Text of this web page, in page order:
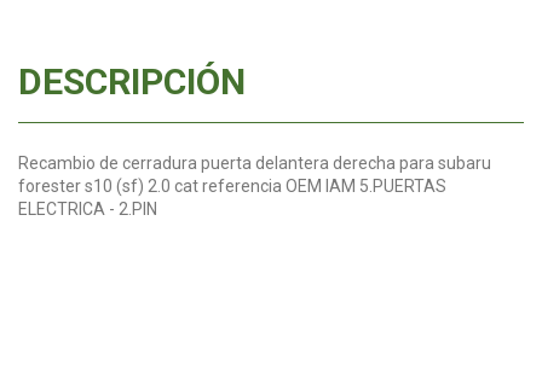
DESCRIPCIÓN
Recambio de cerradura puerta delantera derecha para subaru
forester s10 (sf) 2.0 cat referencia OEM IAM 5.PUERTAS
ELECTRICA - 2.PIN